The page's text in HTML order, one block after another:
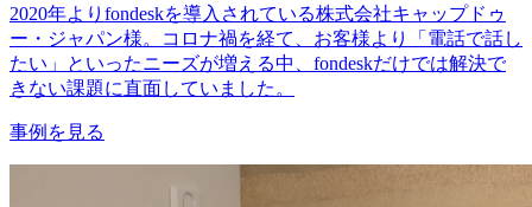
2020年よりfondeskを導入されている株式会社キャップドゥ
ー・ジャパン様。コロナ禍を経て、お客様より「電話で話し
たい」といったニーズが増える中、fondeskだけでは解決で
きない課題に直面していました。
事例を見る